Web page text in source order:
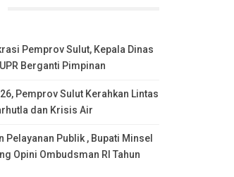
Pemprov Sulut, Kepala Dinas
Berganti Pimpinan
Pemprov Sulut Kerahkan Lintas
dan Krisis Air
Pelayanan Publik , Bupati Minsel
Opini Ombudsman RI Tahun